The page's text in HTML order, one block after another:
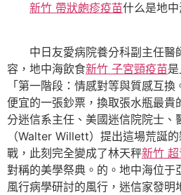
新竹 帶狀皰疹疫苗什么是地中
中日友愛病院養分科副主任醫
容，地中海飲食新竹 子宮頸疫苗
「第一階段：情感對等與質感互
便宜的一張鈔票，換取張水瓶最貴
分迷信系主任、美國迷信院院士、
（Walter Willett）提出這場荒誕
戰，此刻完全變成了林天秤新竹
對稱的美學祭典。的。地中海位于
風行病學研討的風行，迷信家發明